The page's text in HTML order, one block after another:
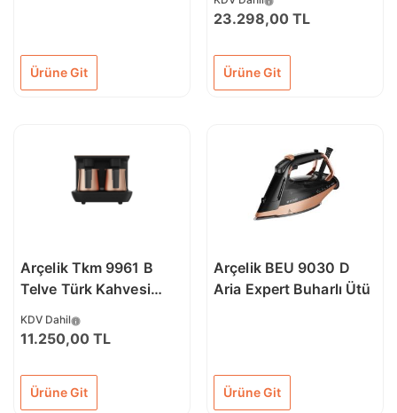
Ürüne Git
23.298,00 TL
Ürüne Git
Arçelik Tkm 9961 B
Telve Türk Kahvesi
KDV Dahil
11.250,00 TL
Ürüne Git
Arçelik BEU 9030 D
Aria Expert Buharlı Ütü
Ürüne Git